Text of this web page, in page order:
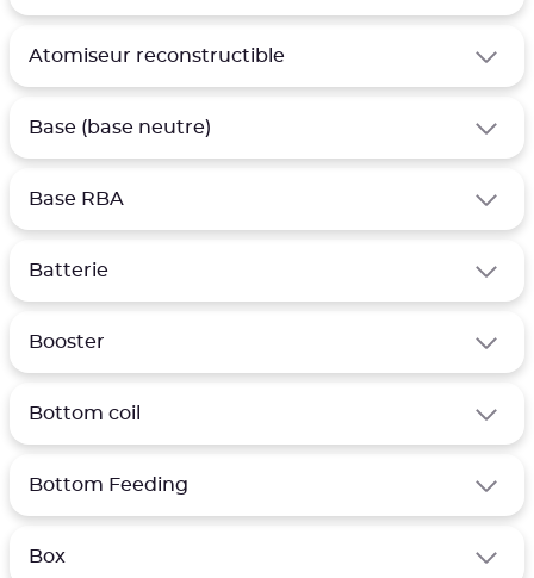
Atomiseur reconstructible
Base (base neutre)
Base RBA
Batterie
Booster
Bottom coil
Bottom Feeding
Box